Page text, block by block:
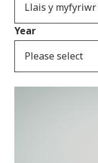
Llais y
Year
Please select